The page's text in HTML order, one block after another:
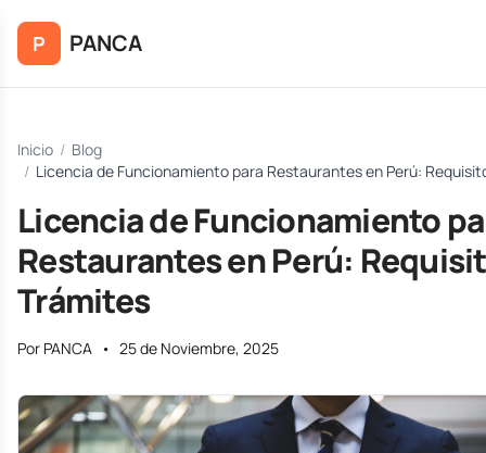
P PANCA
Inicio / Blog
/ Licencia de Funcionamiento para Restaurantes en Perú:
Licencia de Funcionamiento
Restaurantes en Perú:
Trámites
Por PANCA • 25 de Noviembre, 2025